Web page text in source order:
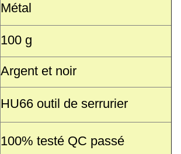
Métal
100 g
Argent et noir
HU66 outil de serrurier
100% testé QC passé